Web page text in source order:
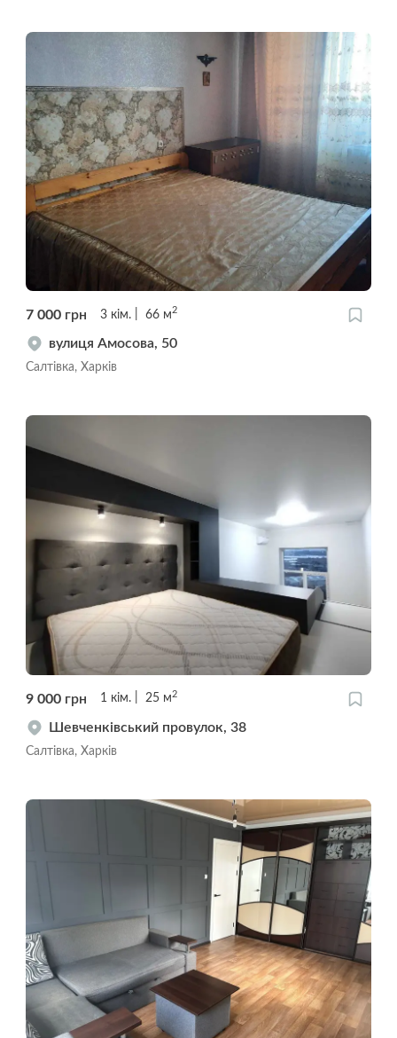
7 000 грн 3 кім. 66 м2
вулиця Амосова, 50
Салтівка, Харків
9 000 грн 1 кім. 25 м 2
Шевченківський провулок, 38
Салтівка, Харків